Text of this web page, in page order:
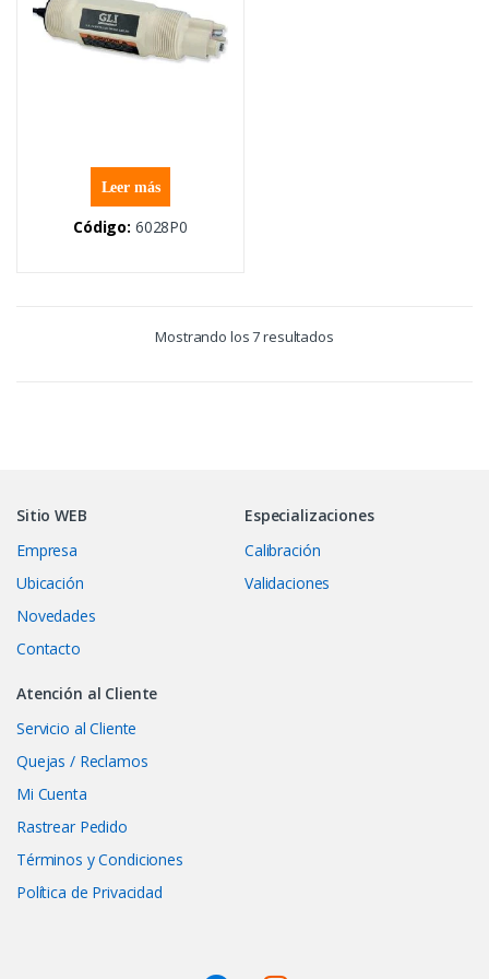
Leer más
Código: 6028P0
Mostrando los 7 resultados
Sitio WEB
Empresa
Ubicación
Novedades
Contacto
Especializaciones
Calibración
Validaciones
Atención al Cliente
Servicio al Cliente
Quejas / Reclamos
Mi Cuenta
Rastrear Pedido
Términos y Condiciones
Política de Privacidad